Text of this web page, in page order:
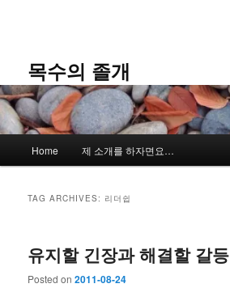
content
content목수의 졸개
Home 제 소개를 하자면요…
TAG ARCHIVES: 리더쉽
유지할 긴장과 해결할 갈등
Posted on2011-08-24